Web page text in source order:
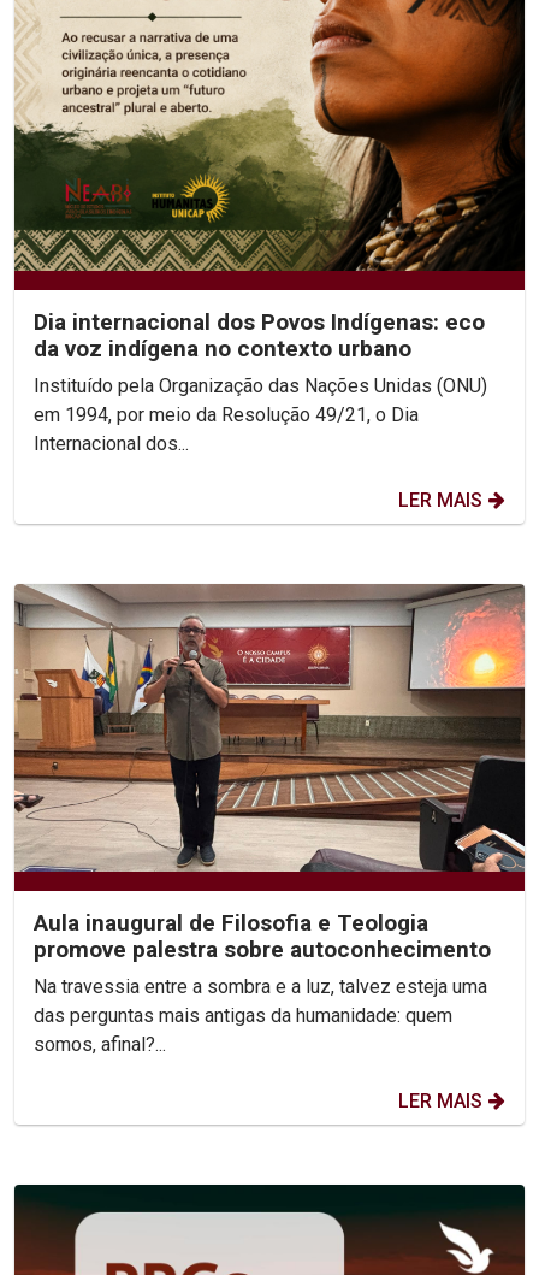
Dia internacional dos Povos Indígenas: eco
da voz indígena no contexto urbano
Instituído pela Organização das Nações Unidas (ONU)
em 1994, por meio da Resolução 49/21, o Dia
Internacional dos...
LER MAIS
Aula inaugural de Filosofia e Teologia
promove palestra sobre autoconhecimento
Na travessia entre a sombra e a luz, talvez esteja uma
das perguntas mais antigas da humanidade: quem
somos, afinal?...
LER MAIS